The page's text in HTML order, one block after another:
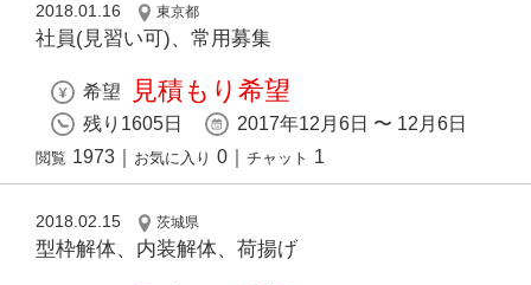
2018.01.16 東京都
社員(見習い可)、常用募集
希望 見積もり希望
残り1605日 2017年12月6日 〜 12月6日
閲覧 1973 お気に入り 0 チャット 1
2018.02.15 茨城県
型枠解体、内装解体、荷揚げ